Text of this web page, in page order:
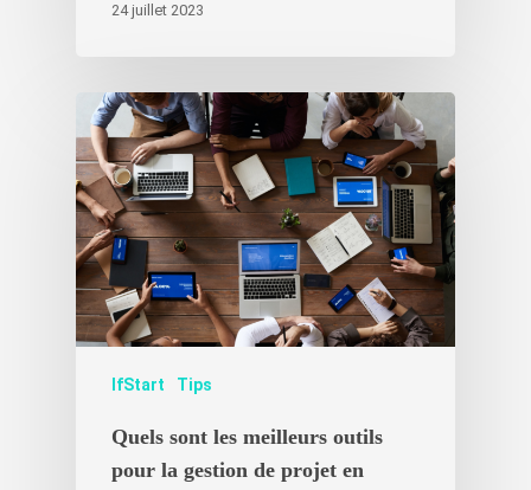
24 juillet 2023
IfStart Tips
Quels sont les meilleurs outils
pour la gestion de projet en